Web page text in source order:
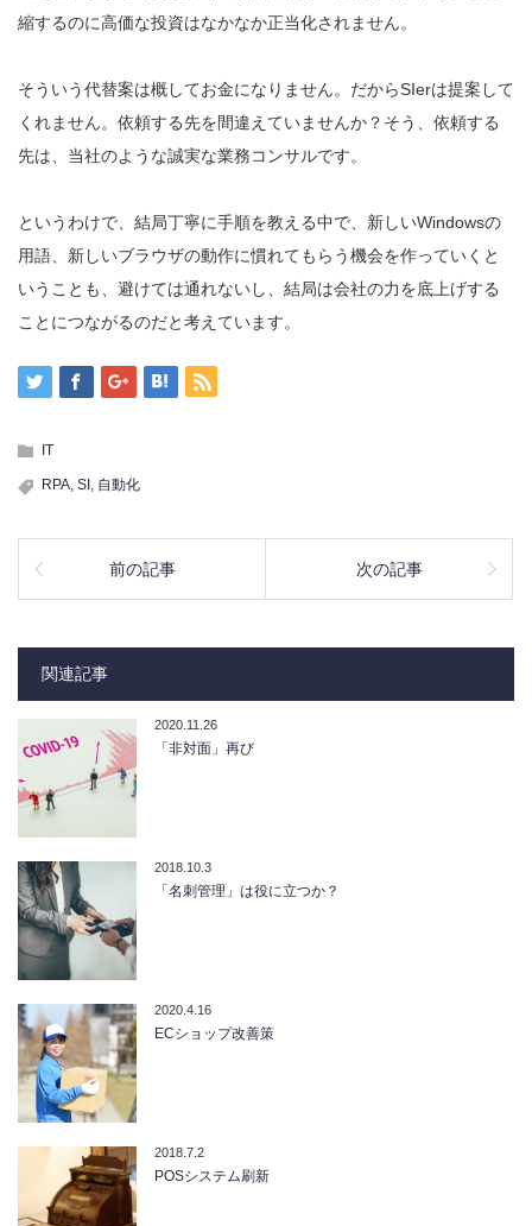
縮するのに高価な投資はなかなか正当化されません。
そういう代替案は概してお金になりません。だからSIerは提案して
くれません。依頼する先を間違えていませんか？そう、依頼する
先は、当社のような誠実な業務コンサルです。
というわけで、結局丁寧に手順を教える中で、新しいWindowsの
用語、新しいブラウザの動作に慣れてもらう機会を作っていくと
いうことも、避けては通れないし、結局は会社の力を底上げする
ことにつながるのだと考えています。
IT
RPA SI 自動化
前の記事 次の記事
関連記事
2020.11.26
「非対面」再び
2018.10.3
「名刺管理」は役に立つか？
2020.4.16
ECショップ改善策
2018.7.2
POSシステム刷新